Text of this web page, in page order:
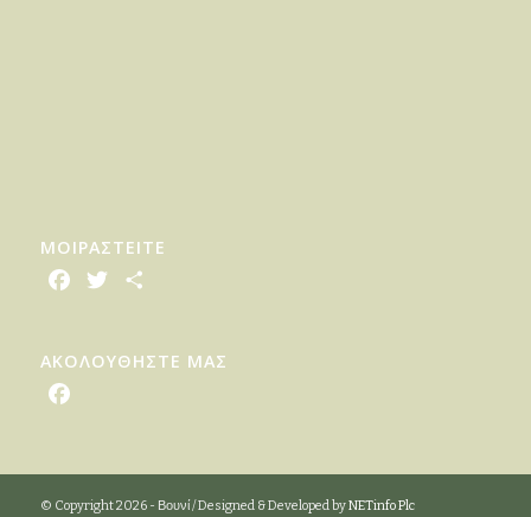
ΜΟΙΡΑΣTEITE
FacebookTwitter
ΑΚΟΛΟΥΘΗΣΤΕ ΜΑΣ
© Copyright 2026 - Βουνί / Designed & Developed byNETinfo Plc